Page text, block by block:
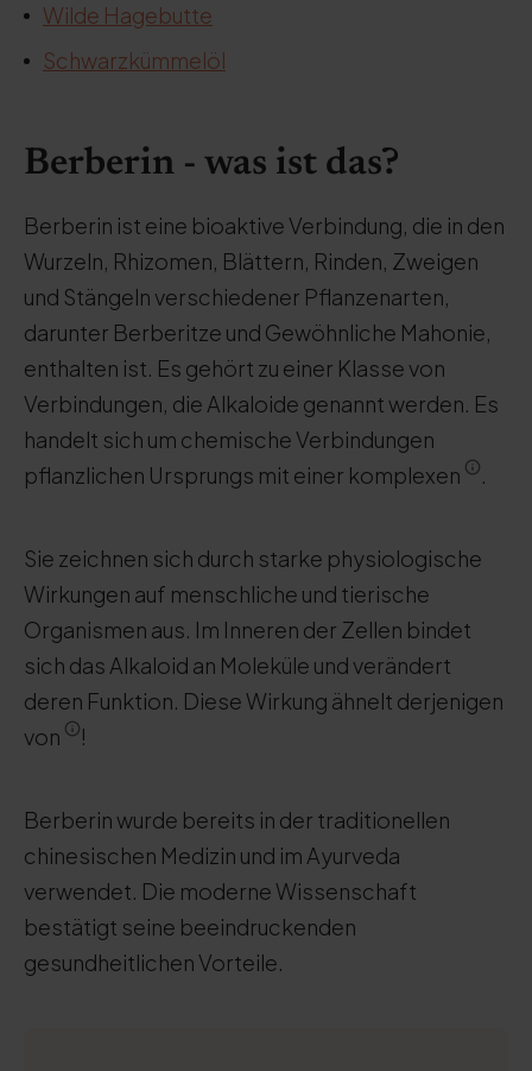
Wilde Hagebutte
Schwarzkümmelöl
Berberin - was ist das?
Berberin ist eine bioaktive Verbindung, die in den
Wurzeln, Rhizomen, Blättern, Rinden, Zweigen
und Stängeln verschiedener Pflanzenarten,
darunter Berberitze und Gewöhnliche Mahonie,
enthalten ist. Es gehört zu einer Klasse von
Verbindungen, die Alkaloide genannt werden. Es
handelt sich um chemische Verbindungen
pflanzlichen Ursprungs mit einer komplexen
.
Sie zeichnen sich durch starke physiologische
Wirkungen auf menschliche und tierische
Organismen aus. Im Inneren der Zellen bindet
sich das Alkaloid an Moleküle und verändert
deren Funktion. Diese Wirkung ähnelt derjenigen
von
!
Berberin wurde bereits in der traditionellen
chinesischen Medizin und im Ayurveda
verwendet. Die moderne Wissenschaft
bestätigt seine beeindruckenden
gesundheitlichen Vorteile.